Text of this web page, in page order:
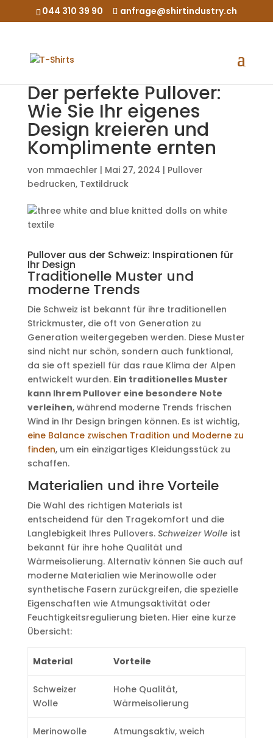
044 310 39 90 anfrage@shirtindustry.ch
Der perfekte Pullover:
Wie Sie Ihr eigenes
Design kreieren und
Komplimente ernten
von mmaechler | Mai 27, 2024 | Pullover
bedrucken, Textildruck
Pullover aus der Schweiz: Inspirationen für
Ihr Design
Traditionelle Muster und
moderne Trends
Die Schweiz ist bekannt für ihre traditionellen
Strickmuster, die oft von Generation zu
Generation weitergegeben werden. Diese Muster
sind nicht nur schön, sondern auch funktional,
da sie oft speziell für das raue Klima der Alpen
entwickelt wurden. Ein traditionelles Muster
kann Ihrem Pullover eine besondere Note
verleihen, während moderne Trends frischen
Wind in Ihr Design bringen können. Es ist wichtig,
eine Balance zwischen Tradition und Moderne zu
finden, um ein einzigartiges Kleidungsstück zu
schaffen.
Materialien und ihre Vorteile
Die Wahl des richtigen Materials ist
entscheidend für den Tragekomfort und die
Langlebigkeit Ihres Pullovers. Schweizer Wolle ist
bekannt für ihre hohe Qualität und
Wärmeisolierung. Alternativ können Sie auch auf
moderne Materialien wie Merinowolle oder
synthetische Fasern zurückgreifen, die spezielle
Eigenschaften wie Atmungsaktivität oder
Feuchtigkeitsregulierung bieten. Hier eine kurze
Übersicht:
Material Vorteile
Schweizer
Wolle
Hohe Qualität,
Wärmeisolierung
Merinowolle Atmungsaktiv, weich